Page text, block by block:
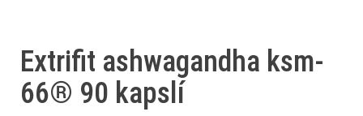
Extrifit ashwagandha ksm-
66® 90 kapslí